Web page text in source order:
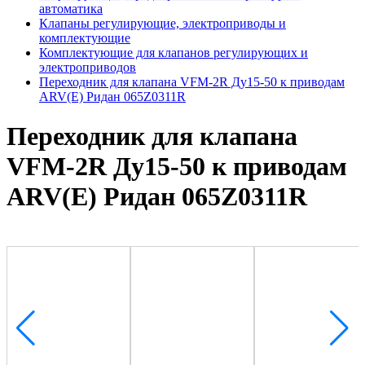
автоматика
Клапаны регулирующие, электроприводы и
комплектующие
Комплектующие для клапанов регулирующих и
электроприводов
Переходник для клапана VFM-2R Ду15-50 к приводам
ARV(E) Ридан 065Z0311R
Переходник для клапана
VFM-2R Ду15-50 к приводам
ARV(E) Ридан 065Z0311R